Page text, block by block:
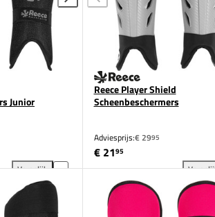
Junior
Vergelijk
Reece Laverton Scheenbeschermers Junior
Reece Player Shield
Scheenbeschermers
Adviesprijs:€ 2995
€ 2195